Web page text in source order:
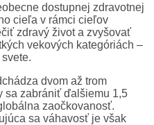
dostupnej zdravotnej
cieľa v rámci cieľov
zdravý život a zvyšovať
vekových kategóriách –
dvom až trom
sa zabrániť ďalšiemu 1,5
zaočkovanosť.
sa váhavosť je však